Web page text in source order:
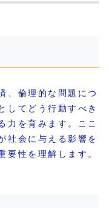
、倫理的な問題につ
してどう行動すべき
力を育みます。ここ
社会に与える影響を
要性を理解します。